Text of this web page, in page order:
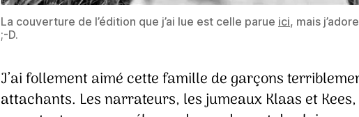
La couverture de l’édition que j’ai lue est celle parue ici, mais
;-D.
J’ai follement aimé cette famille de garçons
attachants. Les narrateurs, les jumeaux Klaas et